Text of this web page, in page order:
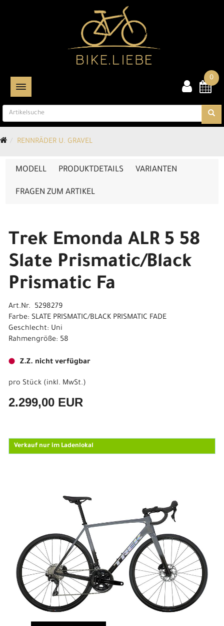
TOGGLE NAVIGATION
0
RENNRÄDER U. GRAVEL
MODELL PRODUKTDETAILS VARIANTEN
FRAGEN ZUM ARTIKEL
Trek Emonda ALR 5 58
Slate Prismatic/Black
Prismatic Fa
Art.Nr. 5298279
Farbe: SLATE PRISMATIC/BLACK PRISMATIC FADE
Geschlecht: Uni
Rahmengröße: 58
Z.Z. nicht verfügbar
pro Stück (inkl. MwSt.)
2.299,00 EUR
Verkauf nur im Ladenlokal